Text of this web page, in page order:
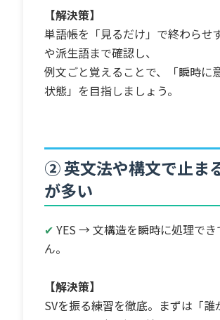
【解決策】
単語帳を「見るだけ」で終わらせ
や派生語まで確認し、
例文ごと覚えることで、「瞬時に
状態」を目指しましょう。
② 英文法や構文で止ま
が多い
✔ YES → 文構造を瞬時に処理でき
ん。
【解決策】
SVを振る練習を徹底。まずは「誰